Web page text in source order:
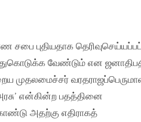
புதியதாக
வேண்டும் என
முதலமைச்சர்
என்கின்ற பதத்தினை
அதற்கு எதிராகத்